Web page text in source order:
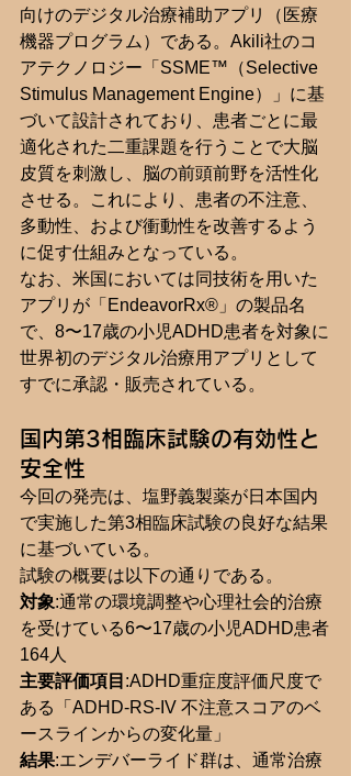
向けのデジタル治療補助アプリ（医療
機器プログラム）である。Akili社のコ
アテクノロジー「SSME™（Selective
Stimulus Management Engine）」に基
づいて設計されており、患者ごとに最
適化された二重課題を行うことで大脳
皮質を刺激し、脳の前頭前野を活性化
させる。これにより、患者の不注意、
多動性、および衝動性を改善するよう
に促す仕組みとなっている。
なお、米国においては同技術を用いた
アプリが「EndeavorRx®」の製品名
で、8〜17歳の小児ADHD患者を対象に
世界初のデジタル治療用アプリとして
すでに承認・販売されている。
国内第3相臨床試験の有効性と
安全性
今回の発売は、塩野義製薬が日本国内
で実施した第3相臨床試験の良好な結果
に基づいている。
試験の概要は以下の通りである。
対象:通常の環境調整や心理社会的治療
を受けている6〜17歳の小児ADHD患者
164人
主要評価項目 :ADHD重症度評価尺度で
ある「ADHD-RS-IV 不注意スコアのベ
ースラインからの変化量」
結果:エンデバーライド群は、通常治療